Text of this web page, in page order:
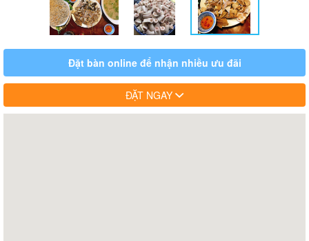
Đặt bàn online để nhận nhiều ưu đãi
ĐẶT NGAY